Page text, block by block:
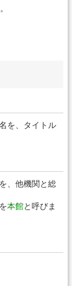
を、タイトル
、他機関と総
本館と呼びま